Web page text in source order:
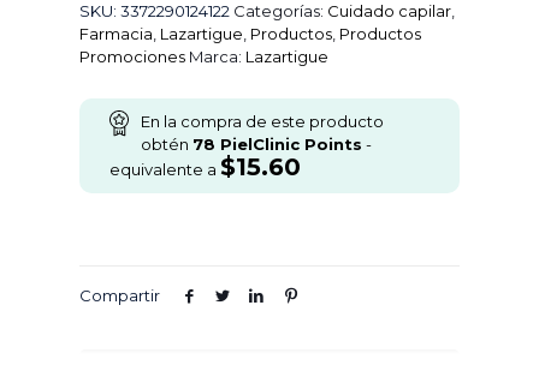
SKU: 3372290124122 Categorías: Cuidado capilar
Farmacia Lazartigue Productos Productos
Promociones Marca: Lazartigue
En la compra de este producto
obtén 78 PielClinic Points -
equivalente a $15.60
Compartir